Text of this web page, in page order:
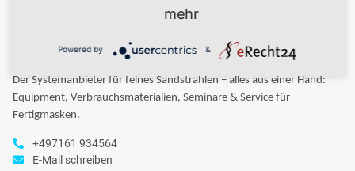
Der Systemanbieter für feines Sandstrahlen – alles aus einer Hand:
Equipment, Verbrauchsmaterialien, Seminare & Service für
Fertigmasken.
+497161 934564
E-Mail schreiben
mehr
Powered by &